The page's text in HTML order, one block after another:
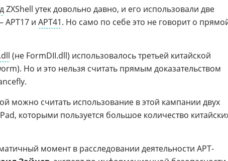
ZXShell утек довольно давно, и его использовали две
APT17 и APT41. Но само по себе это не говорит о
.dll (не FormDII.dll) использовалось третьей китайской
Но и это нельзя считать прямым доказательством
можно считать использование в этой кампании двух
которыми пользуется большое количество
момент в расследовании деятельности APT-